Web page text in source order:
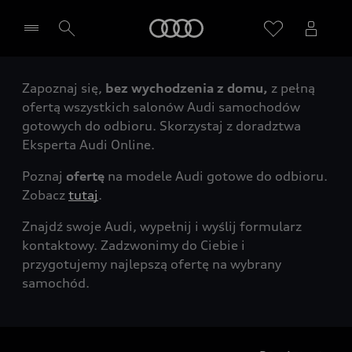
Wybierz Twojego Partnera Audi
Zapoznaj się, bez wychodzenia z domu, z pełną
ofertą wszystkich salonów Audi samochodów
gotowych do odbioru. Skorzystaj z doradztwa
Eksperta Audi Online.
Poznaj ofertę na modele Audi gotowe do odbioru.
Zobacz tutaj.
Znajdź swoje Audi, wypełnij i wyślij formularz
kontaktowy. Zadzwonimy do Ciebie i
przygotujemy najlepszą ofertę na wybrany
samochód.